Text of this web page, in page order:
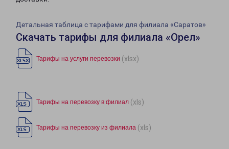
Детальная таблица с тарифами для филиала «Саратов»
Скачать тарифы для филиала «Орел»
Тарифы на услуги перевозки (xlsx)
Тарифы на перевозку в филиал (xls)
Тарифы на перевозку из филиала (xls)